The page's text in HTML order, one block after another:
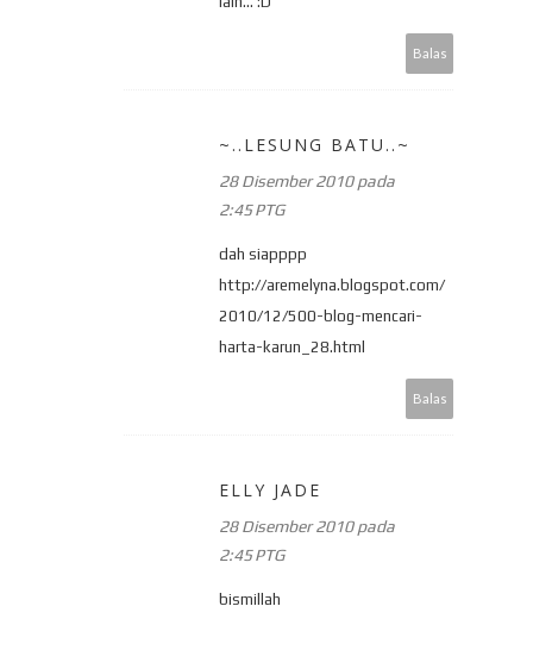
Balas
~..LESUNG BATU..~
28 Disember 2010 pada
2:45 PTG
dah siapppp
http://aremelyna.blogspot.com/
2010/12/500-blog-mencari-
harta-karun_28.html
Balas
ELLY JADE
28 Disember 2010 pada
2:45 PTG
bismillah